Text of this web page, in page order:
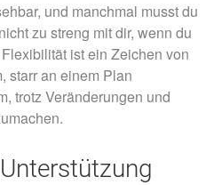
und manchmal musst du
zu streng mit dir, wenn du
ist ein Zeichen von
starr an einem Plan
trotz Veränderungen und